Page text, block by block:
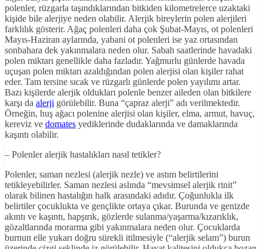
polenler, rüzgarla taşındıklarından bitkiden kilometrelerce uzaktaki
kişide bile alerjiye neden olabilir. Alerjik bireylerin polen alerjileri
farklılık gösterir. Ağaç polenleri daha çok Şubat-Mayıs, ot polenleri
Mayıs-Haziran aylarında, yabani ot polenleri ise yaz ortasından
sonbahara dek yakınmalara neden olur. Sabah saatlerinde havadaki
polen miktarı genellikle daha fazladır. Yağmurlu günlerde havada
uçuşan polen miktarı azaldığından polen alerjisi olan kişiler rahat
eder. Tam tersine sıcak ve rüzgarlı günlerde polen yayılımı artar.
Bazı kişilerde alerjik oldukları polenle benzer aileden olan bitkilere
karşı da alerji görülebilir. Buna “çapraz alerji” adı verilmektedir.
Örneğin, huş ağacı polenine alerjisi olan kişiler, elma, armut, havuç,
kereviz ve domates yediklerinde dudaklarında ve damaklarında
kaşıntı olabilir.
– Polenler alerjik hastalıkları nasıl tetikler?
Polenler, saman nezlesi (alerjik nezle) ve astım belirtilerini
tetikleyebilirler. Saman nezlesi aslında “mevsimsel alerjik rinit”
olarak bilinen hastalığın halk arasındaki adıdır. Çoğunlukla ilk
belirtiler çocuklukta ve gençlikte ortaya çıkar. Burunda ve genizde
akıntı ve kaşıntı, hapşırık, gözlerde sulanma/yaşarma/kızarıklık,
gözaltlarında morarma gibi yakınmalara neden olur. Çocuklarda
burnun elle yukarı doğru sürekli itilmesiyle (“alerjik selam”) burun